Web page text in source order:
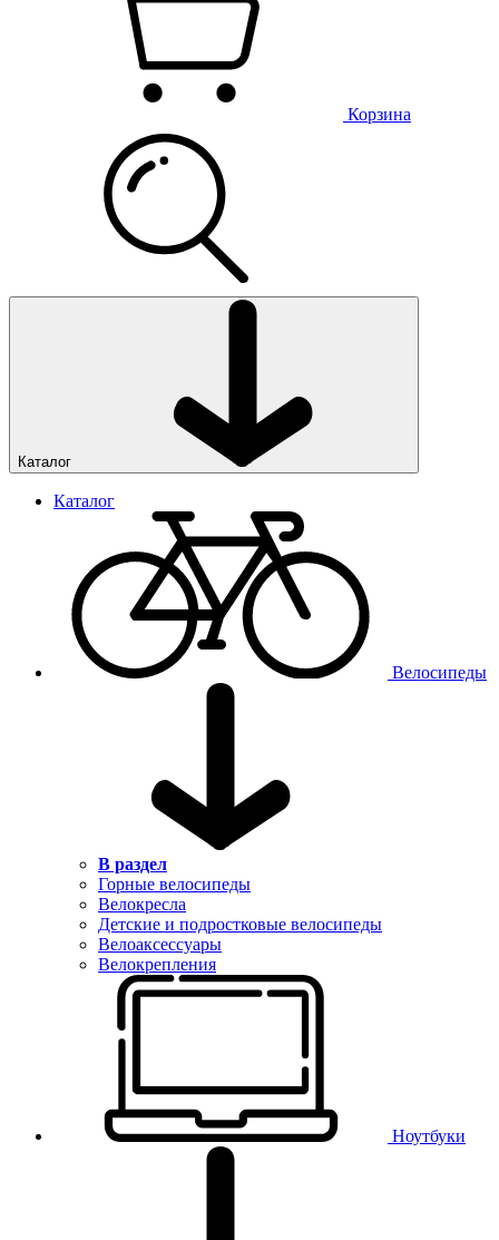
Корзина
Каталог
Каталог
Велосипеды
В раздел
Горные велосипеды
Велокресла
Детские и подростковые велосипеды
Велоаксессуары
Велокрепления
Ноутбуки